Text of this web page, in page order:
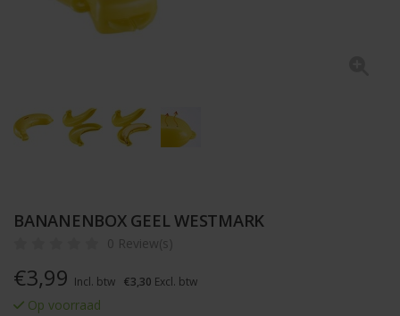
BANANENBOX GEEL WESTMARK
0 Review(s)
€3,99 Incl. btw €3,30 Excl. btw
Op voorraad